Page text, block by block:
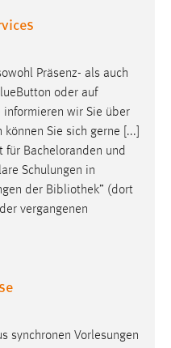
Präsenz- als auch
oder auf
informieren wir Sie über
Sie sich gerne [...]
für Bacheloranden und
Schulungen in
der Bibliothek” (dort
vergangenen
synchronen Vorlesungen